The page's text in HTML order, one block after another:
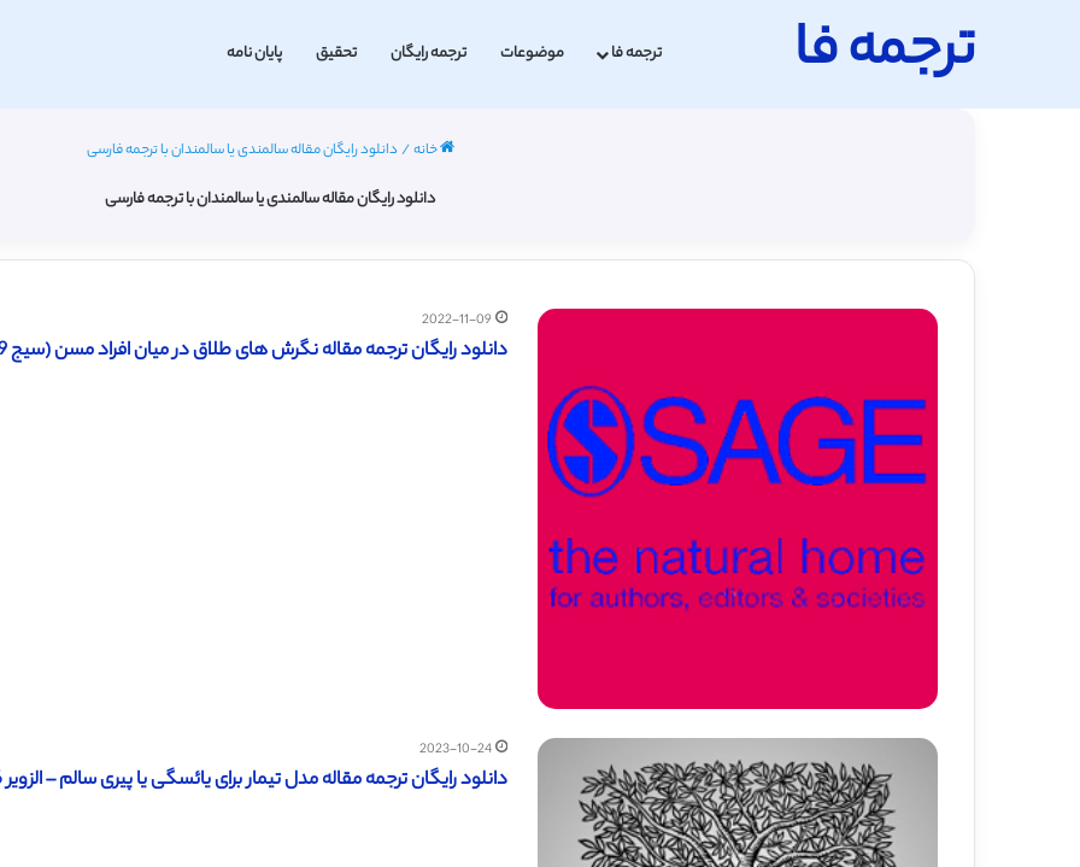
ترجمه فا ترجمه فا موضوعات ترجمه رایگان تحقیق پایان نامه
خانه/ دانلود رایگان مقاله سالمندی یا سالمندان با ترجمه فارسی
دانلود رایگان مقاله سالمندی یا سالمندان با ترجمه فارسی
2022-11-09
دانلود رایگان ترجمه مقاله نگرش های طلاق در میان افراد مسن (سیج 2019)
2023-10-24
دانلود رایگان ترجمه مقاله مدل تیمار برای یائسگی یا پیری سالم – الزویر 2016